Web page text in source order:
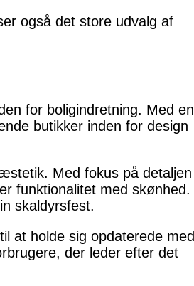
også det store udvalg af
for boligindretning. Med en
butikker inden for design
Med fokus på detaljen
funktionalitet med skønhed.
skaldyrsfest.
at holde sig opdaterede med
der leder efter det